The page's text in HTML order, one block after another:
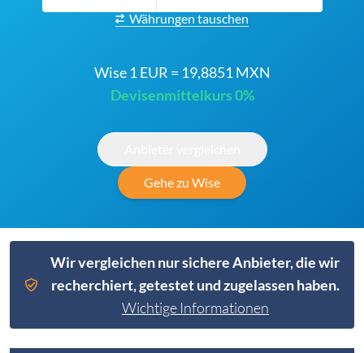
Währungen tauschen
Wise 1 EUR = 19,8851 MXN
Devisenmittelkurs 0%
Gehe zu Wise
Wir vergleichen nur sichere Anbieter, die wir
recherchiert, getestet und zugelassen haben.
Wichtige Informationen